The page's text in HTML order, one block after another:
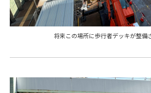
将来この場所に歩行者デッキが整備